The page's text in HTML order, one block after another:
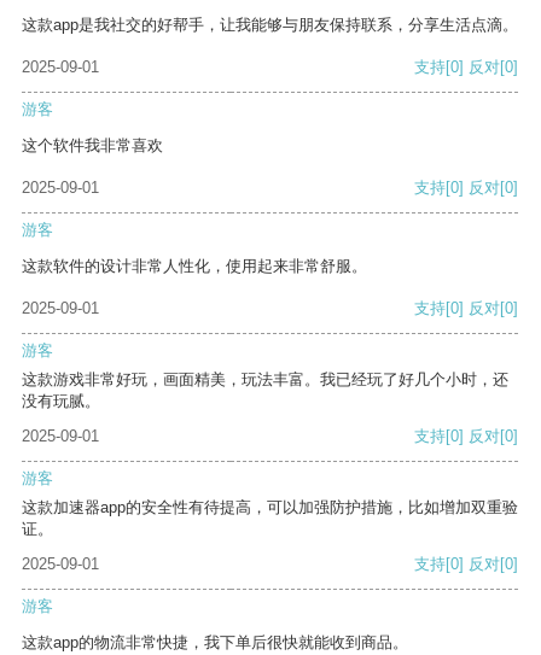
这款app是我社交的好帮手，让我能够与朋友保持联系，分享生活点滴。
2025-09-01 支持[0] 反对[0]
游客
这个软件我非常喜欢
2025-09-01 支持[0] 反对[0]
游客
这款软件的设计非常人性化，使用起来非常舒服。
2025-09-01 支持[0] 反对[0]
游客
这款游戏非常好玩，画面精美，玩法丰富。我已经玩了好几个小时，还
没有玩腻。
2025-09-01
支持[0] 反对[0]
游客
这款加速器app的安全性有待提高，可以加强防护措施，比如增加双重验
证。
2025-09-01
支持[0] 反对[0]
游客
这款app的物流非常快捷，我下单后很快就能收到商品。